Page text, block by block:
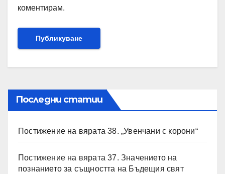
коментирам.
Последни статии
Постижение на вярата 38. „Увенчани с корони“
Постижение на вярата 37. Значението на
познанието за същността на Бъдещия свят